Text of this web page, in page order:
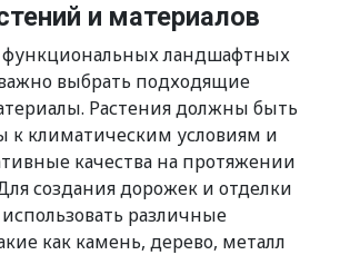
и материалов
функциональных ландшафтных
выбрать подходящие
Растения должны быть
к климатическим условиям и
качества на протяжении
создания дорожек и отделки
различные
как камень, дерево, металл